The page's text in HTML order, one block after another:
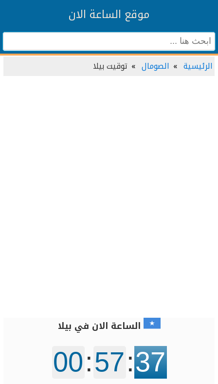
موقع الساعة الان
الرئيسية الصومال توقيت بیلا
الساعة الان في بیلا
00:57:37